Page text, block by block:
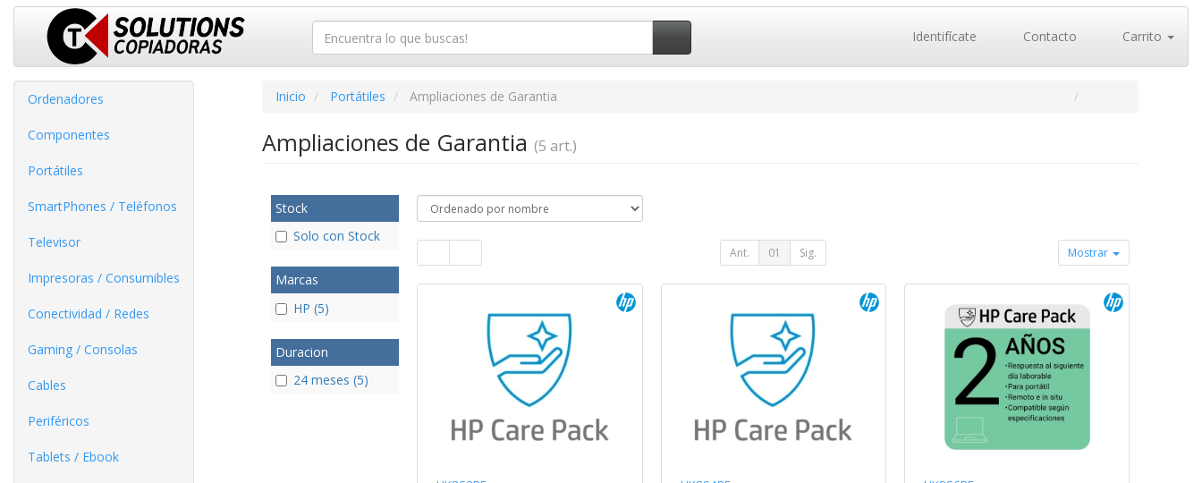
Identifícate Contacto Carrito
Ordenadores
Componentes
Portátiles
SmartPhones / Teléfonos
Televisor
Impresoras / Consumibles
Conectividad / Redes
Gaming / Consolas
Cables
Periféricos
Tablets / Ebook
Inicio Portátiles Ampliaciones de Garantia
Ampliaciones de Garantia (5 art.)
Stock
Solo con Stock
Marcas
HP (5)
Duracion
24 meses (5)
Ant. 01 Sig. Mostrar